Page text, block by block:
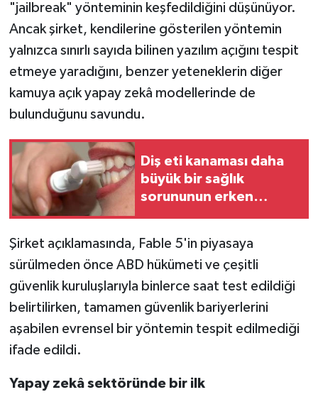
"jailbreak" yönteminin keşfedildiğini düşünüyor.
Ancak şirket, kendilerine gösterilen yöntemin
yalnızca sınırlı sayıda bilinen yazılım açığını tespit
etmeye yaradığını, benzer yeteneklerin diğer
kamuya açık yapay zekâ modellerinde de
bulunduğunu savundu.
Diş eti kanaması daha
büyük bir sağlık
sorununun erken
Şirket açıklamasında, Fable 5'in piyasaya
sürülmeden önce ABD hükümeti ve çeşitli
güvenlik kuruluşlarıyla binlerce saat test edildiği
belirtilirken, tamamen güvenlik bariyerlerini
aşabilen evrensel bir yöntemin tespit edilmediği
ifade edildi.
Yapay zekâ sektöründe bir ilk